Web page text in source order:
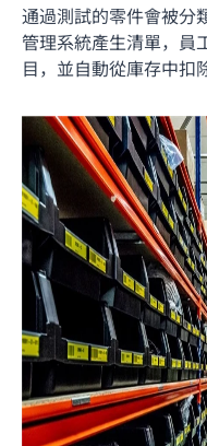
通過測試的零件會被分
管理系統產生清單，員
目，並自動從庫存中扣